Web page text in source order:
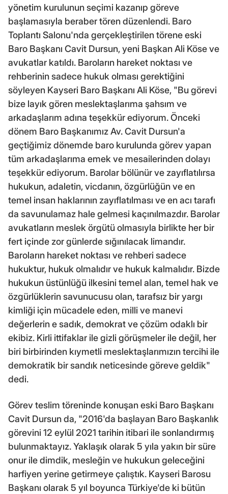
yönetim kurulunun seçimi kazanıp göreve
başlamasıyla beraber tören düzenlendi. Baro
Toplantı Salonu'nda gerçekleştirilen törene eski
Baro Başkanı Cavit Dursun, yeni Başkan Ali Köse ve
avukatlar katıldı. Baroların hareket noktası ve
rehberinin sadece hukuk olması gerektiğini
söyleyen Kayseri Baro Başkanı Ali Köse, "Bu görevi
bize layık gören meslektaşlarıma şahsım ve
arkadaşlarım adına teşekkür ediyorum. Önceki
dönem Baro Başkanımız Av. Cavit Dursun'a
geçtiğimiz dönemde baro kurulunda görev yapan
tüm arkadaşlarıma emek ve mesailerinden dolayı
teşekkür ediyorum. Barolar bölünür ve zayıflatılırsa
hukukun, adaletin, vicdanın, özgürlüğün ve en
temel insan haklarının zayıflatılması ve en acı tarafı
da savunulamaz hale gelmesi kaçınılmazdır. Barolar
avukatların meslek örgütü olmasıyla birlikte her bir
fert içinde zor günlerde sığınılacak limandır.
Baroların hareket noktası ve rehberi sadece
hukuktur, hukuk olmalıdır ve hukuk kalmalıdır. Bizde
hukukun üstünlüğü ilkesini temel alan, temel hak ve
özgürlüklerin savunucusu olan, tarafsız bir yargı
kimliği için mücadele eden, milli ve manevi
değerlerin e sadık, demokrat ve çözüm odaklı bir
ekibiz. Kirli ittifaklar ile gizli görüşmeler ile değil, her
biri birbirinden kıymetli meslektaşlarımızın tercihi ile
demokratik bir sandık neticesinde göreve geldik"
dedi.
Görev teslim töreninde konuşan eski Baro Başkanı
Cavit Dursun da, "2016'da başlayan Baro Başkanlık
görevini 12 eylül 2021 tarihin itibari ile sonlandırmış
bulunmaktayız. Yaklaşık olarak 5 yıla yakın bir süre
onur ile dimdik, mesleğin ve hukukun geleceğini
harfiyen yerine getirmeye çalıştık. Kayseri Barosu
Başkanı olarak 5 yıl boyunca Türkiye'de ki bütün